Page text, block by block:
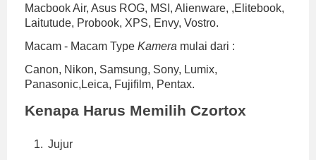
Macbook Air, Asus ROG, MSI, Alienware, ,Elitebook,
Laitutude, Probook, XPS, Envy, Vostro.
Macam - Macam Type Kamera mulai dari :
Canon, Nikon, Samsung, Sony, Lumix,
Panasonic,Leica, Fujifilm, Pentax.
Kenapa Harus Memilih Czortox
Jujur